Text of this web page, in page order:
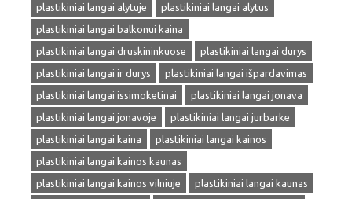
plastikiniai langai alytuje
plastikiniai langai alytus
plastikiniai langai balkonui kaina
plastikiniai langai druskininkuose
plastikiniai langai durys
plastikiniai langai ir durys
plastikiniai langai išpardavimas
plastikiniai langai issimoketinai
plastikiniai langai jonava
plastikiniai langai jonavoje
plastikiniai langai jurbarke
plastikiniai langai kaina
plastikiniai langai kainos
plastikiniai langai kainos kaunas
plastikiniai langai kainos vilniuje
plastikiniai langai kaunas